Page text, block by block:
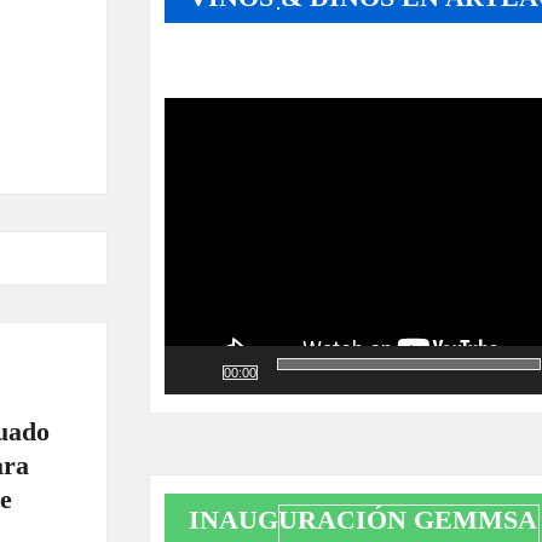
00:00
INAUGURACIÓN GEMMSA